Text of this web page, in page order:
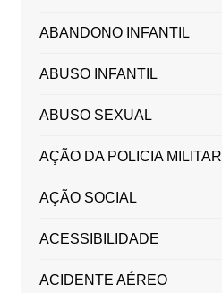
ABANDONO INFANTIL
ABUSO INFANTIL
ABUSO SEXUAL
AÇÃO DA POLICIA MILITAR
AÇÃO SOCIAL
ACESSIBILIDADE
ACIDENTE AÉREO